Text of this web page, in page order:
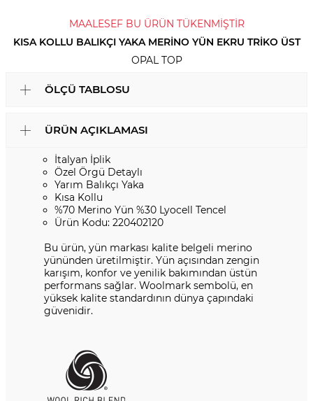
MAALESEF BU ÜRÜN TÜKENMİŞTİR
KISA KOLLU BALIKÇI YAKA MERINO YÜN EKRU TRIKO ÜST
OPAL TOP
ÖLÇÜ TABLOSU
ÜRÜN AÇIKLAMASI
İtalyan İplik
Özel Örgü Detaylı
Yarım Balıkçı Yaka
Kısa Kollu
%70 Merino Yün %30 Lyocell Tencel
Ürün Kodu: 220402120
Bu ürün, yün markası kalite belgeli merino
yününden üretilmiştir. Yün açısından zengin
karışım, konfor ve yenilik bakımından üstün
performans sağlar. Woolmark sembolü, en
yüksek kalite standardının dünya çapındaki
güvenidir.